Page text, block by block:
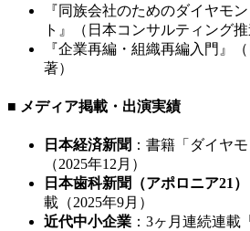
『同族会社のためのダイヤモ
ト』（日本コンサルティング推
『企業再編・組織再編入門』
著）
■ メディア掲載・出演実績
日本経済新聞 ：書籍「ダイヤ
（2025年12月）
日本歯科新聞（アポロニア21）
載（2025年9月）
近代中小企業 ：3ヶ月連続連載